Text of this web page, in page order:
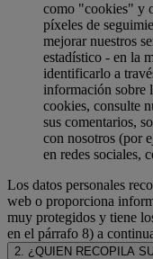
como "cookies" y
píxeles de
mejorar nuestros
estadístico - en la
identificarlo a
información sobre
cookies, consulte
sus comentarios,
con nosotros (por
en redes sociales,
Los datos personales
web o proporciona
muy protegidos y tiene
en el párrafo 8) a
2. ¿QUIEN RECOPILA